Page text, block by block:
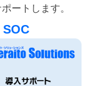
ートします。
SOC